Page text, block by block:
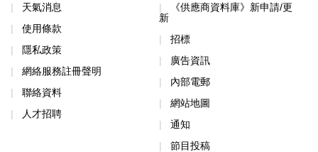
天氣消息
使用條款
隱私政策
網絡服務註冊聲明
聯絡資料
人才招聘
《供應商資料庫》新申請/更
新
招標
廣告資訊
內部電郵
網站地圖
通知
節目投稿